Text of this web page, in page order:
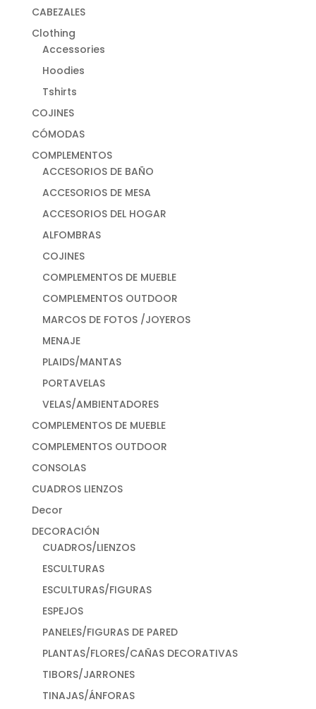
CABEZALES
Clothing
Accessories
Hoodies
Tshirts
COJINES
CÓMODAS
COMPLEMENTOS
ACCESORIOS DE BAÑO
ACCESORIOS DE MESA
ACCESORIOS DEL HOGAR
ALFOMBRAS
COJINES
COMPLEMENTOS DE MUEBLE
COMPLEMENTOS OUTDOOR
MARCOS DE FOTOS /JOYEROS
MENAJE
PLAIDS/MANTAS
PORTAVELAS
VELAS/AMBIENTADORES
COMPLEMENTOS DE MUEBLE
COMPLEMENTOS OUTDOOR
CONSOLAS
CUADROS LIENZOS
Decor
DECORACIÓN
CUADROS/LIENZOS
ESCULTURAS
ESCULTURAS/FIGURAS
ESPEJOS
PANELES/FIGURAS DE PARED
PLANTAS/FLORES/CAÑAS DECORATIVAS
TIBORS/JARRONES
TINAJAS/ÁNFORAS